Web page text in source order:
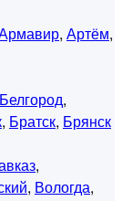
, Артём,
Белгород,
, Братск, Брянск
,
, Вологда,